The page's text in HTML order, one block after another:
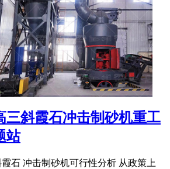
三斜霞石冲击制砂机重工
站
石 冲击制砂机可行性分析 从政策上